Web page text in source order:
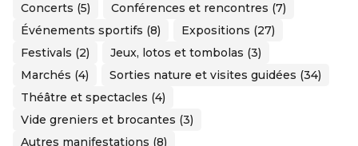
Concerts (5)
Conférences et rencontres (7)
Événements sportifs (8)
Expositions (27)
Festivals (2)
Jeux, lotos et tombolas (3)
Marchés (4)
Sorties nature et visites guidées (34)
Théâtre et spectacles (4)
Vide greniers et brocantes (3)
Autres manifestations (8)